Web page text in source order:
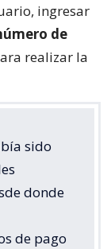
ingresar
de
realizar la
sido
donde
de pago